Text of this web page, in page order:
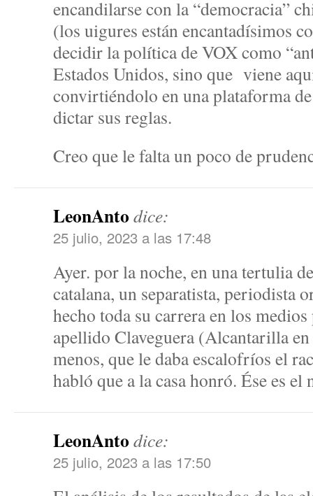
encandilarse con la “democracia”
(los uigures están encantadísimos
decidir la política de VOX como
Estados Unidos, sino que viene
convirtiéndolo en una plataforma
dictar sus reglas.
Creo que le falta un poco de
LeonAntodice:
25 julio, 2023 a las 17:48
Ayer. por la noche, en una tertulia
catalana, un separatista, periodista
hecho toda su carrera en los
apellido Claveguera (Alcantarilla
menos, que le daba escalofríos el
habló que a la casa honró. Ése es el
LeonAntodice:
25 julio, 2023 a las 17:50